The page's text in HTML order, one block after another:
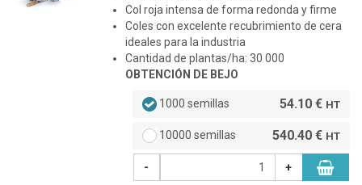
Col roja intensa de forma redonda y firme
Coles con excelente recubrimiento de cera
ideales para la industria
Cantidad de plantas/ha: 30 000
OBTENCIÓN DE BEJO
1000 semillas 54.10 € HT
10000 semillas 540.40 € HT
- +